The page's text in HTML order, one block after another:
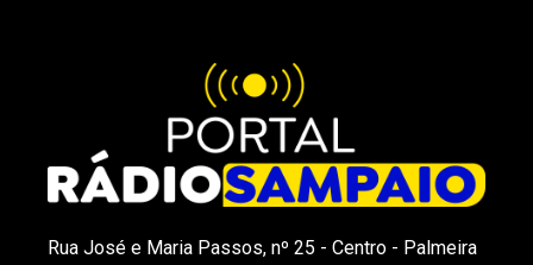
Rua José e Maria Passos, nº 25 - Centro - Palmeira